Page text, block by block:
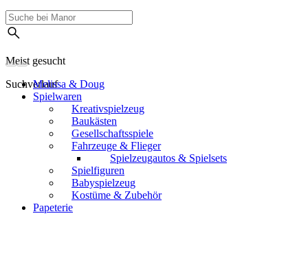
Meist gesucht
SuchverlaufMelissa & Doug
Spielwaren
Kreativspielzeug
Baukästen
Gesellschaftsspiele
Fahrzeuge & Flieger
Spielzeugautos & Spielsets
Spielfiguren
Babyspielzeug
Kostüme & Zubehör
Papeterie